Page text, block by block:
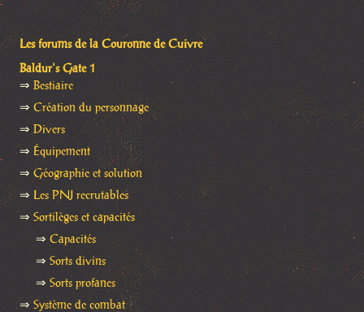
Les forums de la Couronne de Cuivre
Baldur's Gate 1
⇒ Bestiaire
⇒ Création du personnage
⇒ Divers
⇒ Équipement
⇒ Géographie et solution
⇒ Les PNJ recrutables
⇒Sortilèges et capacités
⇒ Capacités
⇒ Sorts divins
⇒ Sorts profanes
⇒ Système de combat